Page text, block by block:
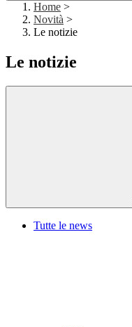
Home >
Novità >
Le notizie
Le notizie
Tutte le news